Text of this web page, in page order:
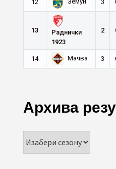
12 3
13
Раднички
1923
2
14 Мачва 3
Архива